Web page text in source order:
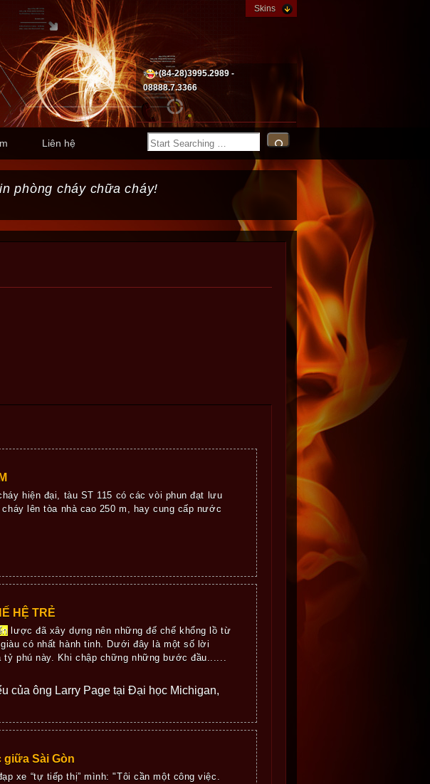
Skins
+(84-28)3995.2989 -
08888.7.3366
Liên hệ
phòng cháy chữa cháy!
hiện đại, tàu ST 115 có các vòi phun đạt lưu
lên tòa nhà cao 250 m, hay cung cấp nước
HỆ TRẺ
lược đã xây dựng nên những đế chế khổng lồ từ
có nhất hành tinh. Dưới đây là một số lời
phú này. Khi chập chững những bước đầu......
của ông Larry Page tại Đại học Michigan,
giữa Sài Gòn
xe “tự tiếp thị” mình: "Tôi cần một công việc.